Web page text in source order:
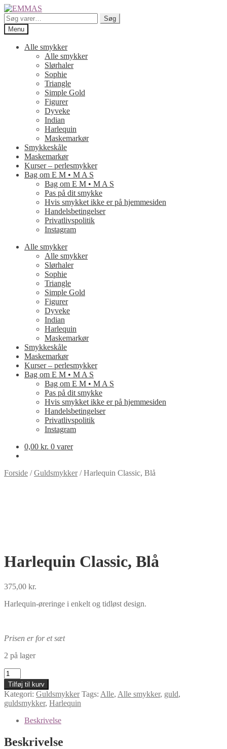
Spring
til
navigation
Spring
til
indhold
Søg
efter:
Søg
Menu
Alle smykker
Alle smykker
Slørhaler
Sophie
Triangle
Simple Gold
Figurer
Dyveke
Indian
Harlequin
Maskemarkør
Smykkeskåle
Maskemarkør
Kurser – perlesmykker
Bag om E M • M A S
Bag om E M • M A S
Pas på dit smykke
Hvis smykket ikke er på hjemmesiden
Handelsbetingelser
Privatlivspolitik
Instagram
Alle smykker
Alle smykker
Slørhaler
Sophie
Triangle
Simple Gold
Figurer
Dyveke
Indian
Harlequin
Maskemarkør
Smykkeskåle
Maskemarkør
Kurser – perlesmykker
Bag om E M • M A S
Bag om E M • M A S
Pas på dit smykke
Hvis smykket ikke er på hjemmesiden
Handelsbetingelser
Privatlivspolitik
Instagram
0,00 kr. 0 varer
Forside /Guldsmykker/Harlequin Classic, Blå
Harlequin Classic, Blå
375,00 kr.
Harlequin-øreringe i enkelt og tidløst design.
Prisen er for et sæt
2 på lager
Harlequin
Classic,
Blå
antal
Tilføj til kurv
Kategori: Guldsmykker Tags: Alle, Alle smykker, guld,
guldsmykker, Harlequin
Beskrivelse
Beskrivelse